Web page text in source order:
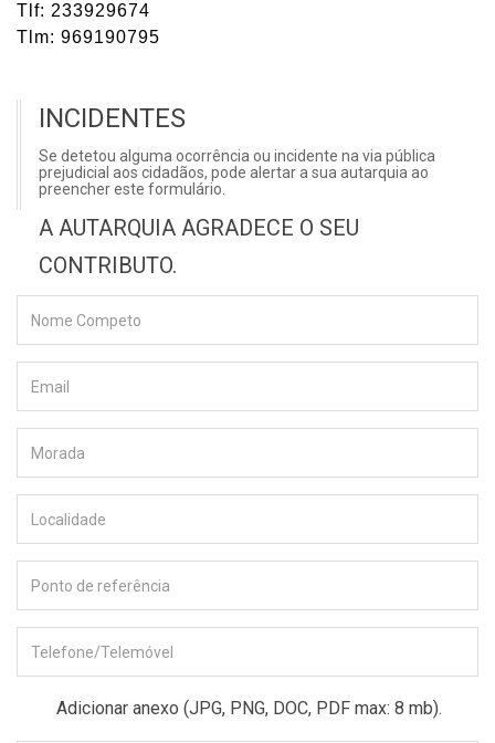
Tlf: 233929674
Tlm: 969190795
INCIDENTES
Se detetou alguma ocorrência ou incidente na via pública
prejudicial aos cidadãos, pode alertar a sua autarquia ao
preencher este formulário.
A AUTARQUIA AGRADECE O SEU
CONTRIBUTO.
Adicionar anexo (JPG, PNG, DOC, PDF max: 8 mb).